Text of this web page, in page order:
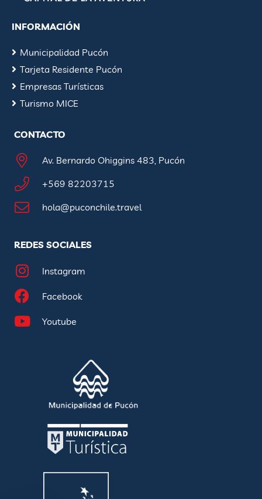
INFORMACIÓN
Municipalidad Pucón
Tarjeta Residente Pucón
Empresas Turísticas
Turismo MICE
CONTACTO
Av. Bernardo Ohiggins 483, Pucón
+569 82203715
hola@puconchile.travel
REDES SOCIALES
Instagram
Facebook
Youtube